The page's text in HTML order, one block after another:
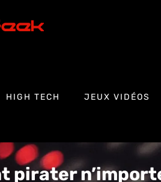
HIGH TECH JEUX VIDÉOS
pirater